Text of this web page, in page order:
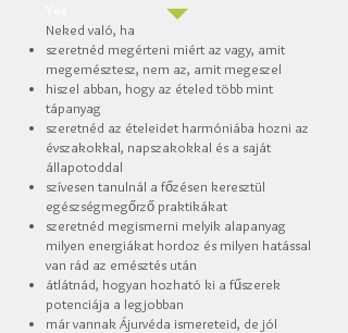
Neked való, ha
szeretnéd megérteni miért az vagy, amit
megemésztesz, nem az, amit megeszel
hiszel abban, hogy az ételed több mint
tápanyag
szeretnéd az ételeidet harmóniába hozni az
évszakokkal, napszakokkal és a saját
állapotoddal
szívesen tanulnál a főzésen keresztül
egészségmegőrző praktikákat
szeretnéd megismerni melyik alapanyag
milyen energiákat hordoz és milyen hatással
van rád az emésztés után
átlátnád, hogyan hozható ki a fűszerek
potenciája a legjobban
már vannak Ájurvéda ismereteid, de jól